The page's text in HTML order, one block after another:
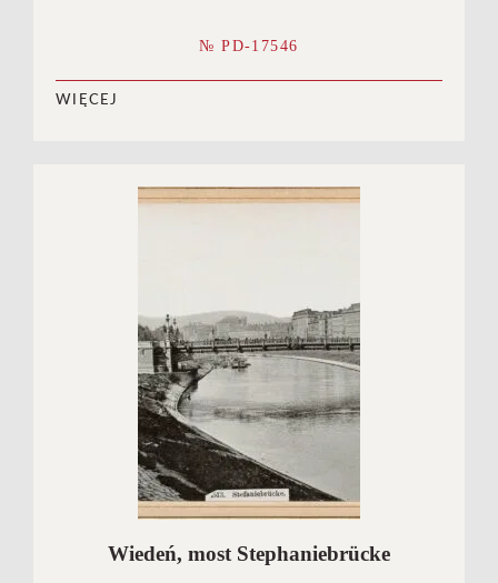
№ PD-17546
WIĘCEJ
Wiedeń, most Stephaniebrücke